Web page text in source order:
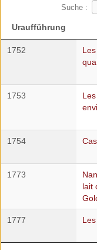
Suche :
Uraufführung
1752
1753
1754
1773
lait
1777